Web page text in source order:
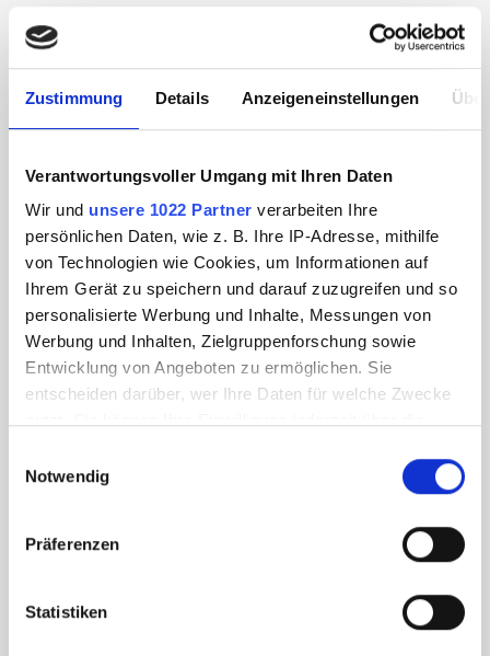
Zustimmung Details Anzeigeneinstellungen
Verantwortungsvoller Umgang mit Ihren Daten
Wir und unsere 1022 Partner verarbeiten Ihre
persönlichen Daten, wie z. B. Ihre IP-Adresse, mithilfe
von Technologien wie Cookies, um Informationen auf
Ihrem Gerät zu speichern und darauf zuzugreifen und so
personalisierte Werbung und Inhalte, Messungen von
Werbung und Inhalten, Zielgruppenforschung sowie
Entwicklung von Angeboten zu ermöglichen. Sie
entscheiden darüber, wer Ihre Daten für welche Zwecke
Trigger Symbol ändern oder widerrufen
Informationen über Ihre geografische Lage
können
Notwendig
Präferenzen
Statistiken